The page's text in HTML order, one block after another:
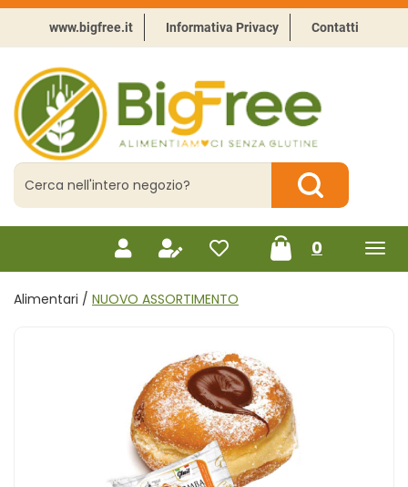
Passa
contenuto
principale
www.bigfree.it Informativa Privacy Contatti
BigFree
-
Punto
celiachia
Cerca
Prodotto
Cerca Prodotto
0prodotti
inseriti
Alimentari / NUOVO ASSORTIMENTO